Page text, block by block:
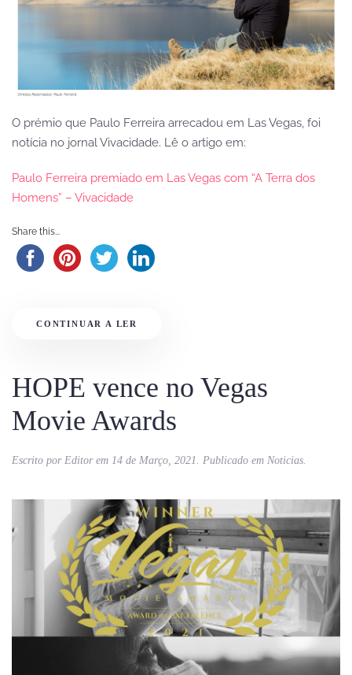
O prémio que Paulo Ferreira arrecadou em Las Vegas, foi
notícia no jornal Vivacidade. Lê o artigo em:
Paulo Ferreira premiado em Las Vegas com “A Terra dos
Homens” – Vivacidade
Share this...
CONTINUAR A LER
HOPE vence no Vegas
Movie Awards
Escrito por Editorem 14 de Março, 2021 . Publicado em Noticias